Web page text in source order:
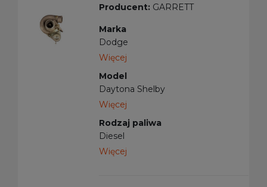
Producent: GARRETT
Marka
Dodge
Więcej
Model
Daytona Shelby
Więcej
Rodzaj paliwa
Diesel
Więcej